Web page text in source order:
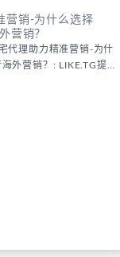
营销-为什么选择
营销？
代理助力精准营销-为什
外营销？: LIKE.TG提